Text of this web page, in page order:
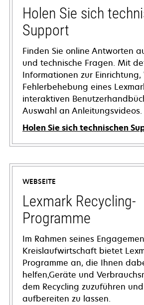
Holen Sie sich
Support
Finden Sie online Antworten
und technische Fragen. Mit
Informationen zur
Fehlerbehebung eines
interaktiven
Auswahl an Anleitungsvideos.
Holen Sie sich technischen
wird
in
neuen
Registerkarte
geöffnet
WEBSEITE
Lexmark Recycling-
Programme
Im Rahmen seines
Kreislaufwirtschaft bietet
Programme an, die Ihnen
helfen,Geräte und
dem Recycling zuzuführen
aufbereiten zu lassen.